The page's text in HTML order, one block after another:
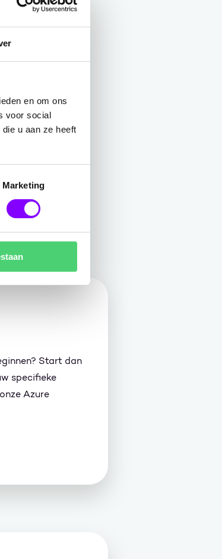
en om ons
voor social
u aan ze heeft
Marketing
Start dan
specifieke
Azure